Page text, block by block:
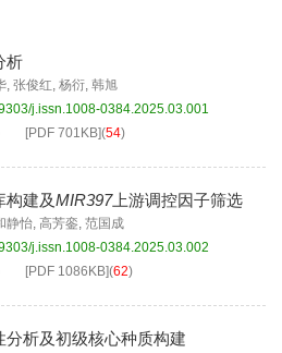
析
, 张俊红, 杨衍, 韩旭
j.issn.1008-0384.2025.03.001
[PDF 701KB](54)
构建及MIR397上游调控因子筛选
静怡, 高芳銮, 范国成
j.issn.1008-0384.2025.03.002
[PDF 1086KB](62)
析及初级核心种质构建